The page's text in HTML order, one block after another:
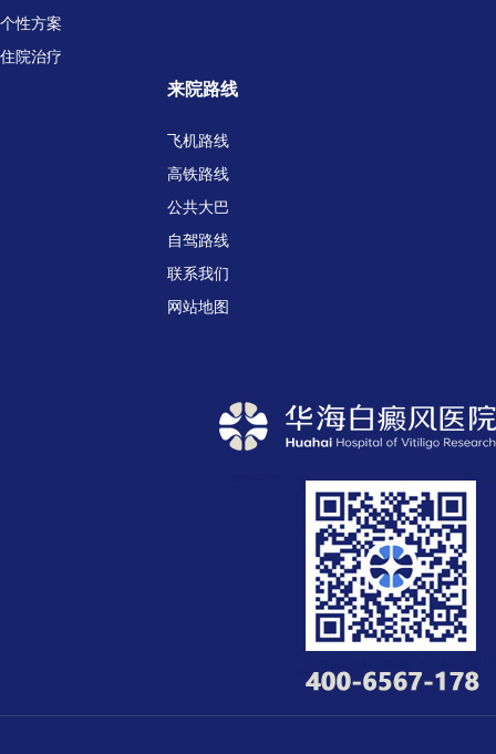
个性方案
住院治疗
来院路线
飞机路线
高铁路线
公共大巴
自驾路线
联系我们
网站地图